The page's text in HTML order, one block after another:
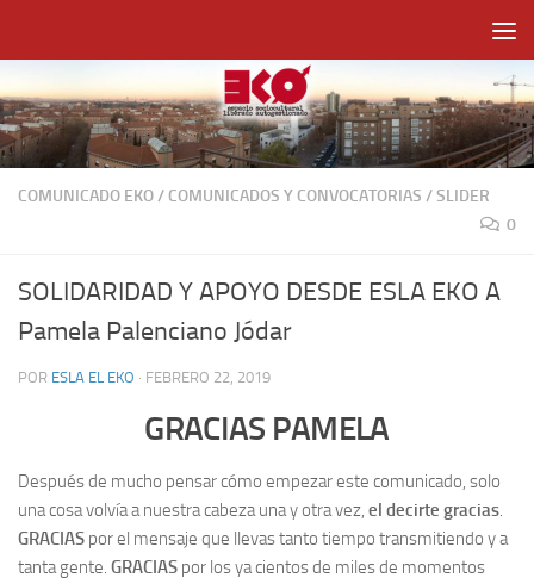
COMUNICADO EKO/ COMUNICADOS Y CONVOCATORIAS /SLIDER
0
SOLIDARIDAD Y APOYO DESDE ESLA EKO A
Pamela Palenciano Jódar
POR ESLA EL EKO · FEBRERO 22, 2019
GRACIAS PAMELA
Después de mucho pensar cómo empezar este comunicado, solo
una cosa volvía a nuestra cabeza una y otra vez, el decirte gracias.
GRACIAS por el mensaje que llevas tanto tiempo transmitiendo y a
tanta gente. GRACIAS por los ya cientos de miles de momentos